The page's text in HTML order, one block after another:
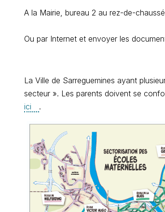
A la Mairie, bureau 2 au rez-de-
Ou par Internet et envoyer les
La Ville de Sarreguemines ayant
secteur ». Les parents doivent se
ici
.